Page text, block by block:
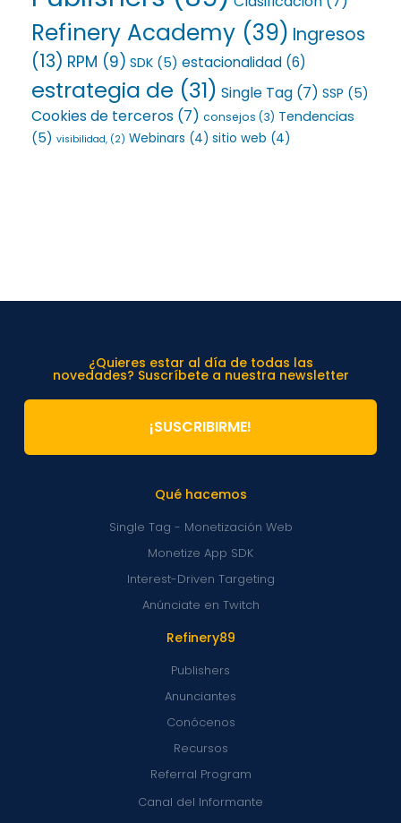
Refinery Academy (39) Ingresos
(13) RPM (9) SDK (5) estacionalidad (6)
estrategia de (31) Single Tag (7) SSP (5)
Cookies de terceros (7) consejos (3) Tendencias
(5) visibilidad, (2) Webinars (4) sitio web (4)
Refinery89
Publishers
Anunciantes
Conócenos
Recursos
Referral Program
Canal del Informante
Qué hacemos
Single Tag - Monetización Web
Monetize App SDK
Interest-Driven Targeting
Anúnciate en Twitch
¿Quieres estar al día de todas las
novedades? Suscríbete a nuestra newsletter
¡SUSCRIBIRME!